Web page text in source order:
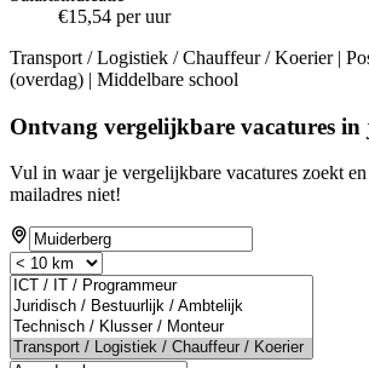
€15,54 per uur
Transport / Logistiek / Chauffeur / Koerier |
(overdag) | Middelbare school
Ontvang vergelijkbare vacatures in
Vul in waar je vergelijkbare vacatures zoekt
mailadres niet!